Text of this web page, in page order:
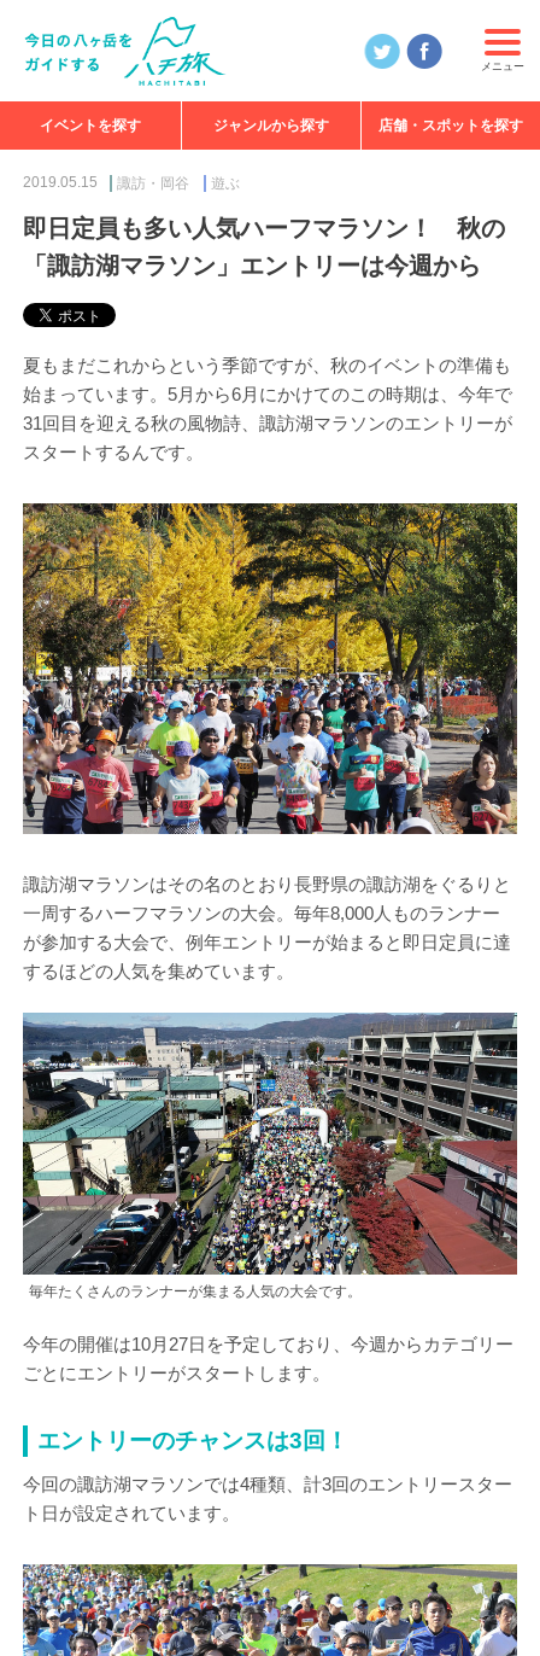
メニュー
イベントを探す ジャンルから探す 店舗・スポットを探す
2019.05.15 諏訪・岡谷 遊ぶ
即日定員も多い人気ハーフマラソン！ 秋の
「諏訪湖マラソン」エントリーは今週から
夏もまだこれからという季節ですが、秋のイベントの準備も
始まっています。5月から6月にかけてのこの時期は、今年で
31回目を迎える秋の風物詩、諏訪湖マラソンのエントリーが
スタートするんです。
諏訪湖マラソンはその名のとおり長野県の諏訪湖をぐるりと
一周するハーフマラソンの大会。毎年8,000人ものランナー
が参加する大会で、例年エントリーが始まると即日定員に達
するほどの人気を集めています。
毎年たくさんのランナーが集まる人気の大会です。
今年の開催は10月27日を予定しており、今週からカテゴリー
ごとにエントリーがスタートします。
エントリーのチャンスは3回！
今回の諏訪湖マラソンでは4種類、計3回のエントリースター
ト日が設定されています。